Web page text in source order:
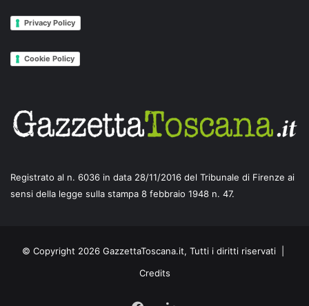
Privacy Policy
Cookie Policy
Registrato al n. 6036 in data 28/11/2016 del Tribunale di Firenze ai
sensi della legge sulla stampa 8 febbraio 1948 n. 47.
© Copyright 2026 GazzettaToscana.it, Tutti i diritti riservati |
Credits